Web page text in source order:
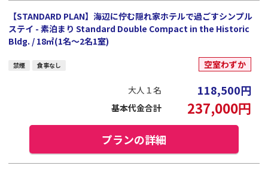
【STANDARD PLAN】海辺に佇む隠れ家ホテルで過ごすシンプル
ステイ - 素泊まり Standard Double Compact in the Historic
Bldg. / 18㎡(1名～2名1室)
禁煙 食事なし 空室わずか
大人１名 118,500円
基本代金合計 237,000円
プランの詳細